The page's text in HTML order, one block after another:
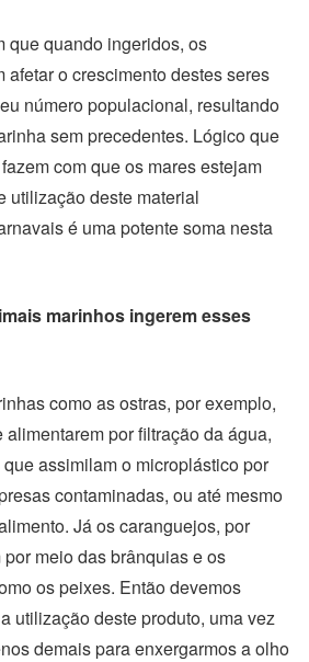
que quando ingeridos, os
afetar o crescimento destes seres
número populacional, resultando
sem precedentes. Lógico que
com que os mares estejam
utilização deste material
é uma potente soma nesta
marinhos ingerem esses
como as ostras, por exemplo,
por filtração da água,
assimilam o microplástico por
contaminadas, ou até mesmo
Já os caranguejos, por
meio das brânquias e os
os peixes. Então devemos
utilização deste produto, uma vez
demais para enxergarmos a olho